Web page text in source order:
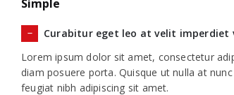
Simple
Curabitur eget leo at velit imperdiet
Lorem ipsum dolor sit amet, consectetur
diam posuere porta. Quisque ut nulla at nunc
feugiat nibh adipiscing sit amet.